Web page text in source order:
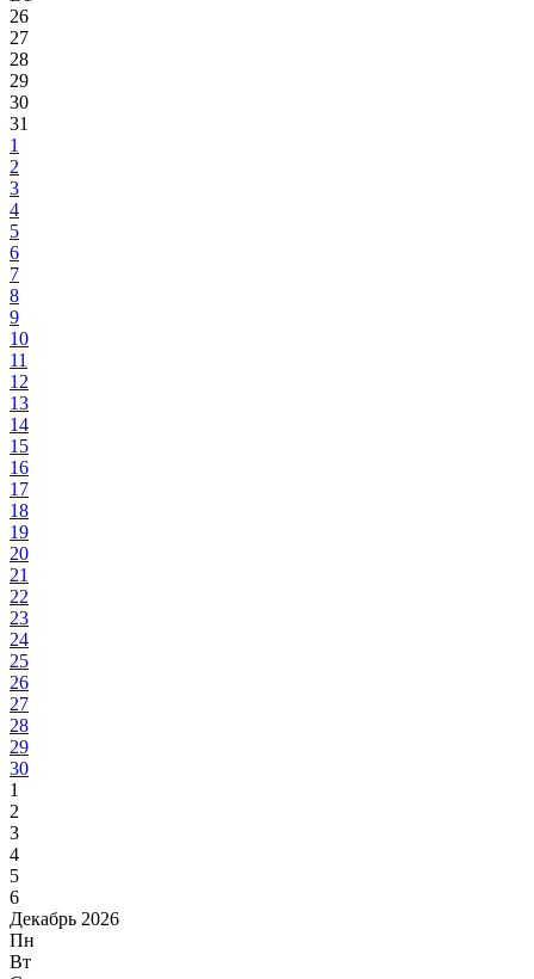
26
27
28
29
30
31
1
2
3
4
5
6
7
8
9
10
11
12
13
14
15
16
17
18
19
20
21
22
23
24
25
26
27
28
29
30
1
2
3
4
5
6
Декабрь 2026
Пн
Вт